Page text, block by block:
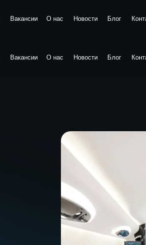
О нас Новости Блог
Вакансии
О нас Новости Блог
Вакансии